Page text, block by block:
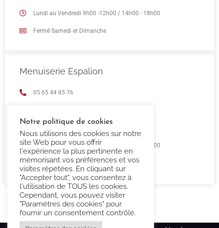
Lundi au Vendredi 9h00 -12h00 / 14h00 - 18h00
Fermé Samedi et Dimanche
Menuiserie Espalion
05 65 44 85 76
23 Boulevard de Guizard 12500 Espalion
Lundi au Vendredi 9h00 -12h00 / 14h00 - 18h00
Fermé Samedi et Dimanche
Notre politique de cookies
Nous utilisons des cookies sur notre
site Web pour vous offrir
l'expérience la plus pertinente en
mémorisant vos préférences et vos
visites répétées. En cliquant sur
"Accepter tout", vous consentez à
l'utilisation de TOUS les cookies.
Cependant, vous pouvez visiter
"Paramètres des cookies" pour
fournir un consentement contrôlé.